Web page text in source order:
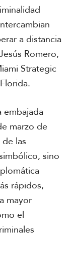
a distancia
Romero,
Strategic
embajada
marzo de
las
sino
rápidos,
mayor
el